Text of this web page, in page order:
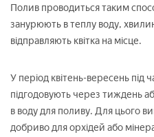
Полив проводиться таким
занурюють в теплу воду,
відправляють квітка на місце.
У період квітень-вересень під
підгодовують через тиждень
в воду для поливу. Для цього
добриво для орхідей або